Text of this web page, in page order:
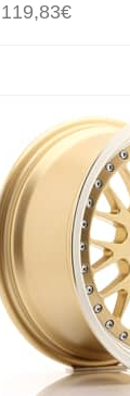
119,83€